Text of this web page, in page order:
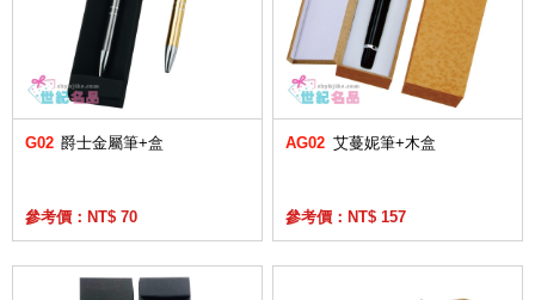
G02 爵士金屬筆+盒
參考價：NT$ 70
AG02 艾蔓妮筆+木盒
參考價：NT$ 157